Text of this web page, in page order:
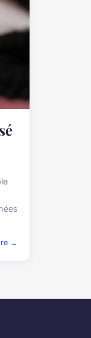
→